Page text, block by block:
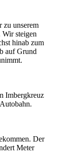
unserem
steigen
hinab zum
auf Grund
Imbergkreuz
Der
Meter